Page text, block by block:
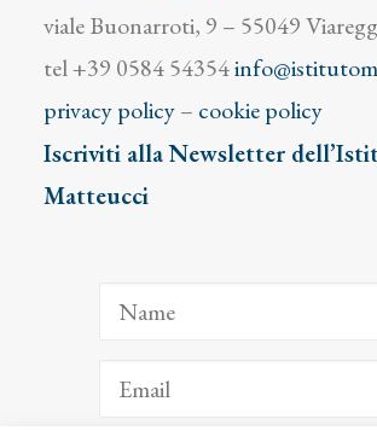
viale Buonarroti, 9 – 55049
tel +39 0584 54354
privacy policy– cookie policy
Iscriviti alla Newsletter
Matteucci